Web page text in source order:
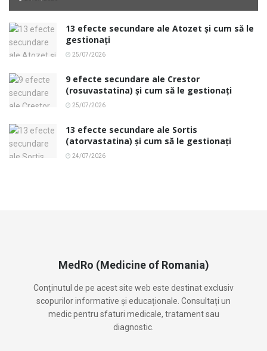
13 efecte secundare ale Atozet și cum să le
gestionați
25/07/2026
9 efecte secundare ale Crestor
(rosuvastatina) și cum să le gestionați
25/07/2026
13 efecte secundare ale Sortis
(atorvastatina) și cum să le gestionați
24/07/2026
MedRo (Medicine of Romania)
Conținutul de pe acest site web este destinat exclusiv
scopurilor informative și educaționale. Consultați un
medic pentru sfaturi medicale, tratament sau
diagnostic.